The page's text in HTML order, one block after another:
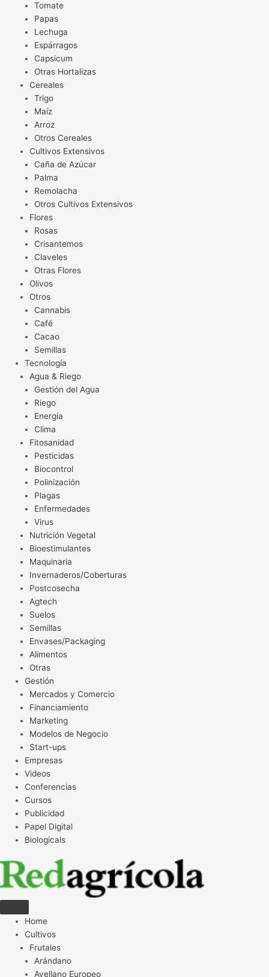
Tomate
Papas
Lechuga
Espárragos
Capsicum
Otras Hortalizas
Cereales
Trigo
Maíz
Arroz
Otros Cereales
Cultivos Extensivos
Caña de Azúcar
Palma
Remolacha
Otros Cultivos Extensivos
Flores
Rosas
Crisantemos
Claveles
Otras Flores
Olivos
Otros
Cannabis
Café
Cacao
Semillas
Tecnología
Agua & Riego
Gestión del Agua
Riego
Energía
Clima
Fitosanidad
Pesticidas
Biocontrol
Polinización
Plagas
Enfermedades
Virus
Nutrición Vegetal
Bioestimulantes
Maquinaria
Invernaderos/Coberturas
Postcosecha
Agtech
Suelos
Semillas
Envases/Packaging
Alimentos
Otras
Gestión
Mercados y Comercio
Financiamiento
Marketing
Modelos de Negocio
Start-ups
Empresas
Videos
Conferencias
Cursos
Publicidad
Papel Digital
Biologicals
Home
Cultivos
Frutales
Arándano
Avellano Europeo